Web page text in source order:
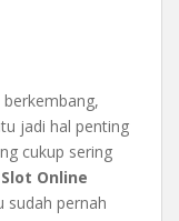
jadi hal penting
cukup sering
Slot Online
sudah pernah